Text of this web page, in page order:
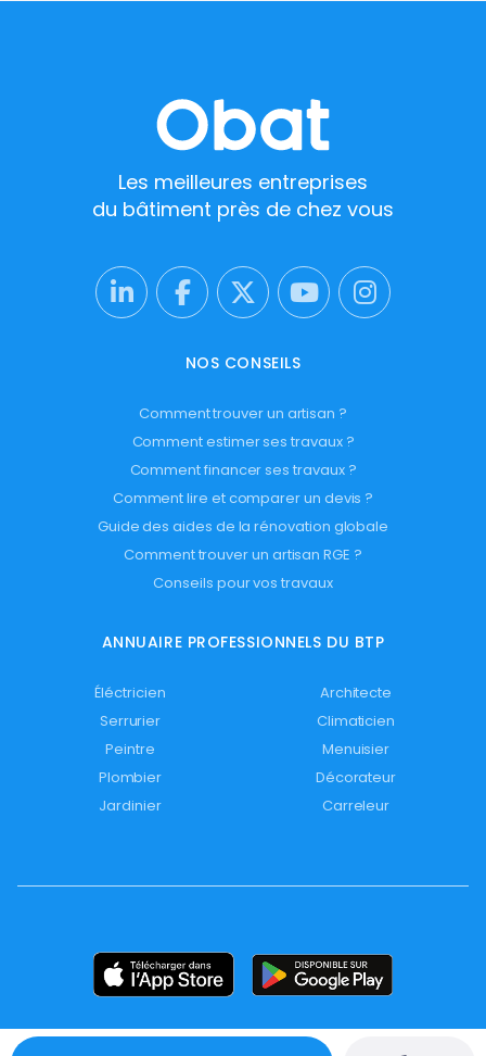
Les meilleures entreprises
du bâtiment près de chez vous
NOS CONSEILS
Comment trouver un artisan ?
Comment estimer ses travaux ?
Comment financer ses travaux ?
Comment lire et comparer un devis ?
Guide des aides de la rénovation globale
Comment trouver un artisan RGE ?
Conseils pour vos travaux
ANNUAIRE PROFESSIONNELS DU BTP
Éléctricien
Architecte
Serrurier
Climaticien
Peintre
Menuisier
Plombier
Décorateur
Jardinier
Carreleur